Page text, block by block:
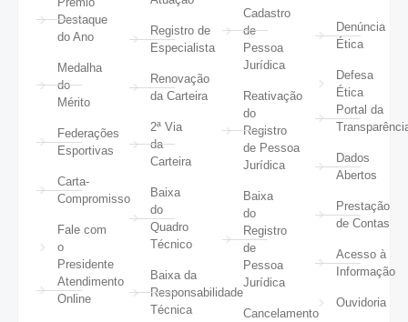
Destaque
do Ano
Medalha
do
Mérito
Federações
Esportivas
Carta-
Compromisso
Fale com
o
Presidente
Atendimento
Online
Registro de
Especialista
Renovação
da Carteira
2ª Via
da
Carteira
Baixa
do
Quadro
Técnico
Baixa da
Responsabilidade
Técnica
Cadastro
de
Pessoa
Jurídica
Reativação
do
Registro
de Pessoa
Jurídica
Baixa
do
Registro
de
Pessoa
Jurídica
Cancelamento
Denúncia
Ética
Defesa
Ética
Portal da
Dados
Abertos
Prestação
de Contas
Acesso à
Informação
Ouvidoria